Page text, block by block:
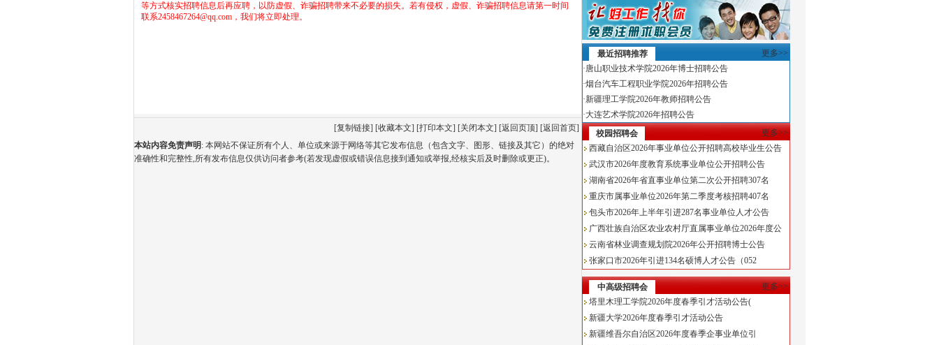
等方式核实招聘信息后再应聘，以防虚假、诈骗招聘带来不必要的损失。若有侵权，虚假、诈骗招聘信息请第一时间
联系2458467264@qq.com，我们将立即处理。
[复制链接] [收藏本文] [打印本文] [关闭本文] [返回页顶] [返回首页]
本站内容免责声明 : 本网站不保证所有个人、单位或来源于网络等其它发布信息（包含文字、图形、链接及其它）的绝对
准确性和完整性,所有发布信息仅供访问者参考(若发现虚假或错误信息接到通知或举报,经核实后及时删除或更正)。